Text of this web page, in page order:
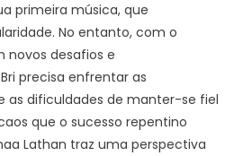
primeira música, que
No entanto, com o
novos desafios e
precisa enfrentar as
as dificuldades de manter-se fiel
que o sucesso repentino
Lathan traz uma perspectiva